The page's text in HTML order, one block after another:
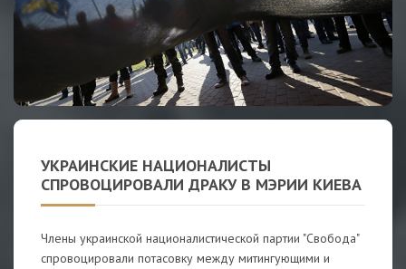
УКРАИНСКИЕ НАЦИОНАЛИСТЫ
СПРОВОЦИРОВАЛИ ДРАКУ В МЭРИИ КИЕВА
Члены украинской националистической партии "Свобода"
спровоцировали потасовку между митингующими и